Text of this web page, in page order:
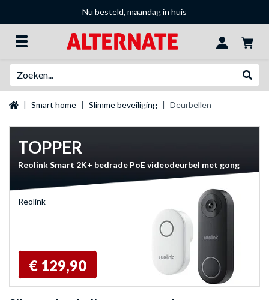
Nu besteld, maandag in huis
StartpaginaSmart home Slimme beveiliging Deurbellen
TOPPER
Reolink Smart 2K+ bedrade PoE videodeurbel met gong
Reolink
€ 129,90